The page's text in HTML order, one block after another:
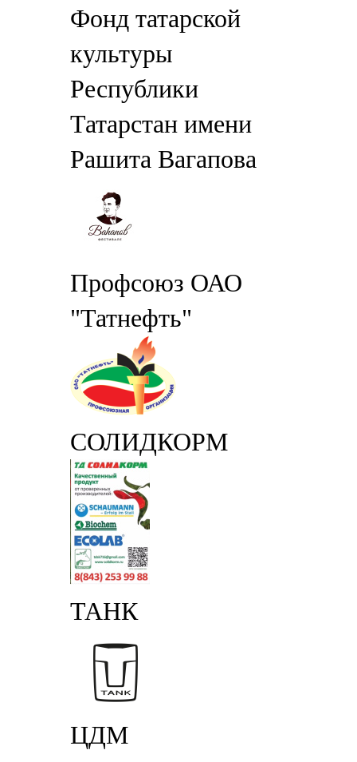
Фонд татарской
культуры
Республики
Татарстан имени
Рашита Вагапова
Профсоюз ОАО
"Татнефть"
СОЛИДКОРМ
ТАНК
ЦДМ